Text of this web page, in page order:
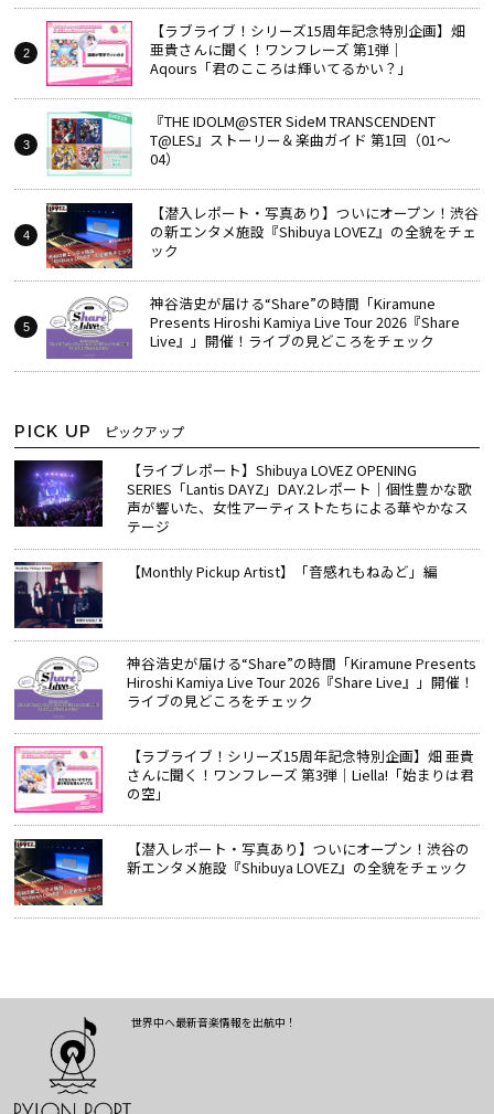
【ラブライブ！シリーズ15周年記念特別企画】畑
亜貴さんに聞く！ワンフレーズ 第1弾｜
Aqours「君のこころは輝いてるかい？」
『THE IDOLM@STER SideM TRANSCENDENT
T@LES』ストーリー＆楽曲ガイド 第1回（01～
04）
【潜入レポート・写真あり】ついにオープン！渋谷
の新エンタメ施設『Shibuya LOVEZ』の全貌をチェ
ック
神谷浩史が届ける“Share”の時間――「Kiramune
Presents Hiroshi Kamiya Live Tour 2026『Share
Live』」開催！ライブの見どころをチェック
PICK UP ピックアップ
【ライブレポート】Shibuya LOVEZ OPENING
SERIES「Lantis DAYZ」DAY.2レポート｜個性豊かな歌
声が響いた、女性アーティストたちによる華やかなス
テージ
【Monthly Pickup Artist】「音感れもねゐど」編
神谷浩史が届ける“Share”の時間――「Kiramune Presents
Hiroshi Kamiya Live Tour 2026『Share Live』」開催！
ライブの見どころをチェック
【ラブライブ！シリーズ15周年記念特別企画】畑 亜貴
さんに聞く！ワンフレーズ 第3弾｜Liella!「始まりは君
の空」
【潜入レポート・写真あり】ついにオープン！渋谷の
新エンタメ施設『Shibuya LOVEZ』の全貌をチェック
世界中へ最新音楽情報を出航中！